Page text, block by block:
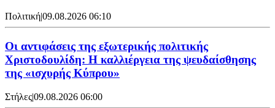
Πολιτική|09.08.2026 06:10
Οι αντιφάσεις της εξωτερικής πολιτικής
Χριστοδουλίδη: Η καλλιέργεια της ψευδαίσθησης
της «ισχυρής Κύπρου»
Στήλες|09.08.2026 06:00